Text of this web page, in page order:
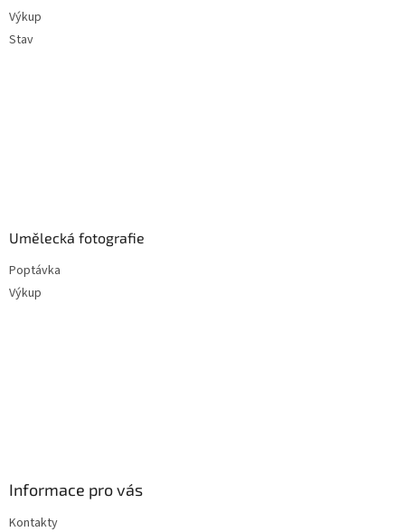
Výkup
Stav
Umělecká fotografie
Poptávka
Výkup
Informace pro vás
Kontakty